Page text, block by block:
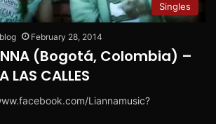
Singles
February 28, 2014
(Bogotá, Colombia) –
LAS CALLES
Liannamusic?